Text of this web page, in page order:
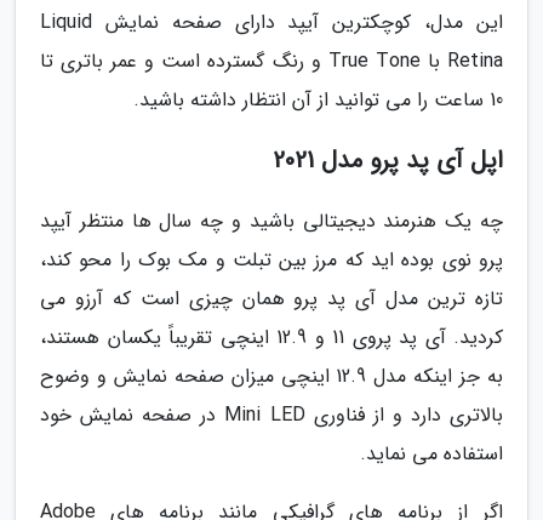
این مدل، کوچکترین آیپد دارای صفحه نمایش Liquid
Retina با True Tone و رنگ گسترده است و عمر باتری تا
10 ساعت را می توانید از آن انتظار داشته باشید.
اپل آی پد پرو مدل 2021
چه یک هنرمند دیجیتالی باشید و چه سال ها منتظر آیپد
پرو نوی بوده اید که مرز بین تبلت و مک بوک را محو کند،
تازه ترین مدل آی پد پرو همان چیزی است که آرزو می
کردید. آی پد پروی 11 و 12.9 اینچی تقریباً یکسان هستند،
به جز اینکه مدل 12.9 اینچی میزان صفحه نمایش و وضوح
بالاتری دارد و از فناوری Mini LED در صفحه نمایش خود
استفاده می نماید.
اگر از برنامه های گرافیکی مانند برنامه های Adobe